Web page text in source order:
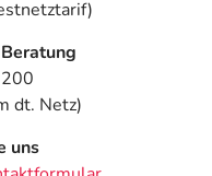
dt. Netz)
uns